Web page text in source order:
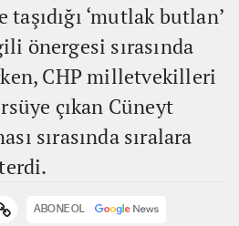
taşıdığı ‘mutlak butlan’
önergesi sırasında
CHP milletvekilleri
çıkan Cüneyt
sırasında sıralara
ABONE OL